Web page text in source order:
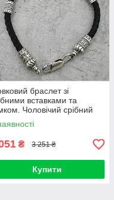
браслет зі
вставками та
Чоловічий срібний
з шовком Спаси
Діаметр 4 мм / 21
₴ 3 251 ₴
Купити